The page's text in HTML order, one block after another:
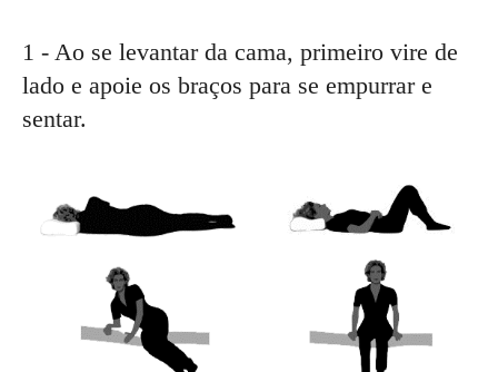
1 - Ao se levantar da cama, primeiro vire de
lado e apoie os braços para se empurrar e
sentar.